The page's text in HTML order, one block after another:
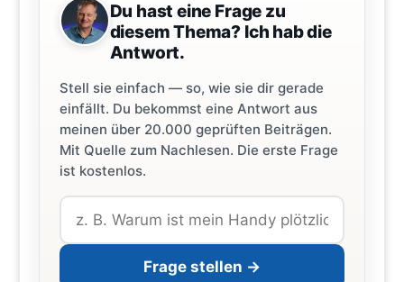
Du hast eine Frage zu
diesem Thema? Ich hab die
Antwort.
Stell sie einfach — so, wie sie dir gerade
einfällt. Du bekommst eine Antwort aus
meinen über 20.000 geprüften Beiträgen.
Mit Quelle zum Nachlesen. Die erste Frage
ist kostenlos.
Frage stellen →